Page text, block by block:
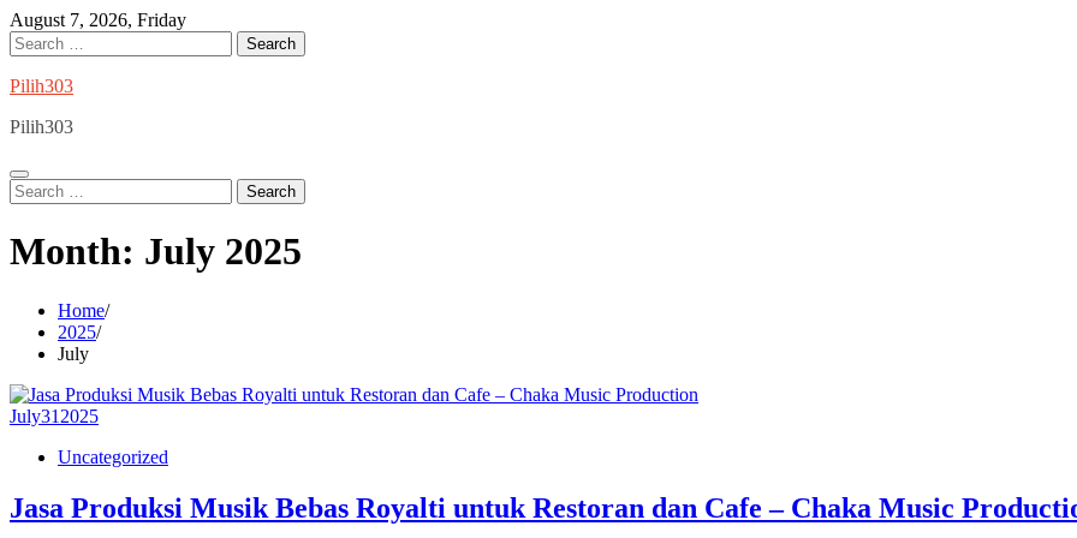
Skip
to
content
August 7, 2026, Friday
Search
for:
Pilih303
Pilih303
Search
for:
Month: July 2025
Home
2025
July
July31 2025
Uncategorized
Jasa Produksi Musik Bebas Royalti untuk Restoran dan Cafe – Chaka Music